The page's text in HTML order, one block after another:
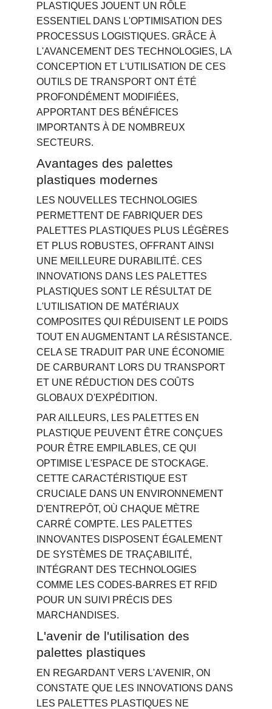
PLASTIQUES JOUENT UN RÔLE
ESSENTIEL DANS L'OPTIMISATION DES
PROCESSUS LOGISTIQUES. GRÂCE À
L'AVANCEMENT DES TECHNOLOGIES, LA
CONCEPTION ET L'UTILISATION DE CES
OUTILS DE TRANSPORT ONT ÉTÉ
PROFONDÉMENT MODIFIÉES,
APPORTANT DES BÉNÉFICES
IMPORTANTS À DE NOMBREUX
SECTEURS.
Avantages des palettes
plastiques modernes
LES NOUVELLES TECHNOLOGIES
PERMETTENT DE FABRIQUER DES
PALETTES PLASTIQUES PLUS LÉGÈRES
ET PLUS ROBUSTES, OFFRANT AINSI
UNE MEILLEURE DURABILITÉ. CES
INNOVATIONS DANS LES PALETTES
PLASTIQUES SONT LE RÉSULTAT DE
L'UTILISATION DE MATÉRIAUX
COMPOSITES QUI RÉDUISENT LE POIDS
TOUT EN AUGMENTANT LA RÉSISTANCE.
CELA SE TRADUIT PAR UNE ÉCONOMIE
DE CARBURANT LORS DU TRANSPORT
ET UNE RÉDUCTION DES COÛTS
GLOBAUX D'EXPÉDITION.
PAR AILLEURS, LES PALETTES EN
PLASTIQUE PEUVENT ÊTRE CONÇUES
POUR ÊTRE EMPILABLES, CE QUI
OPTIMISE L'ESPACE DE STOCKAGE.
CETTE CARACTÉRISTIQUE EST
CRUCIALE DANS UN ENVIRONNEMENT
D'ENTREPÔT, OÙ CHAQUE MÈTRE
CARRÉ COMPTE. LES PALETTES
INNOVANTES DISPOSENT ÉGALEMENT
DE SYSTÈMES DE TRAÇABILITÉ,
INTÉGRANT DES TECHNOLOGIES
COMME LES CODES-BARRES ET RFID
POUR UN SUIVI PRÉCIS DES
MARCHANDISES.
L'avenir de l'utilisation des
palettes plastiques
EN REGARDANT VERS L'AVENIR, ON
CONSTATE QUE LES INNOVATIONS DANS
LES PALETTES PLASTIQUES NE